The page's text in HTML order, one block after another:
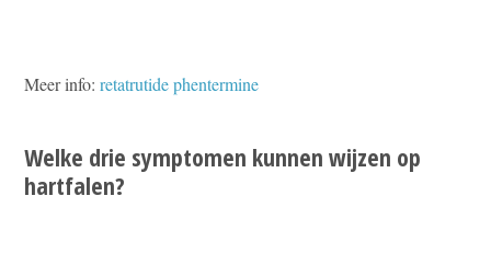
Meer info:retatrutide phentermine
Welke drie symptomen kunnen wijzen op
hartfalen?